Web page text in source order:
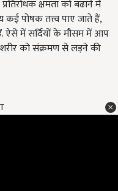
क्षमता को बढाने में
पोषक तत्त्व पाए जाते हैं,
ऐसे में सर्दियों के मौसम में आप
को संक्रमण से लड़ने की